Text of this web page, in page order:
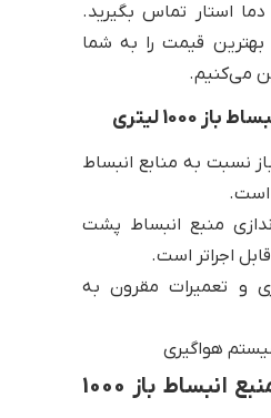
دما استار تماس بگیرید.
بهترین قیمت را به شما
می‌کنیم.
لیتری
نسبت به منابع انبساط
است.
منبع انبساط پشت
اجراتر است.
و تعمیرات مقرون به
هواگیری
جنس و اجزای منبع انبساط باز 1000